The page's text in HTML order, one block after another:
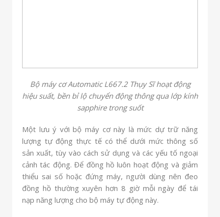
Bộ máy cơ Automatic L667.2 Thụy Sĩ hoạt động
hiệu suất, bền bỉ lộ chuyển động thông qua lớp kính
sapphire trong suốt
Một lưu ý với bộ máy cơ này là mức dự trữ năng
lượng tự động thực tế có thể dưới mức thông số
sản xuất, tùy vào cách sử dụng và các yếu tố ngoại
cảnh tác động. Để đồng hồ luôn hoạt động và giảm
thiểu sai số hoặc đứng máy, người dùng nên đeo
đồng hồ thường xuyên hơn 8 giờ mỗi ngày để tái
nạp năng lượng cho bộ máy tự động này.